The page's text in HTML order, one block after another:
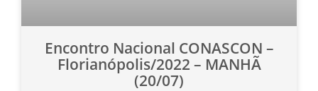
Encontro Nacional CONASCON –
Florianópolis/2022 – MANHÃ
(20/07)